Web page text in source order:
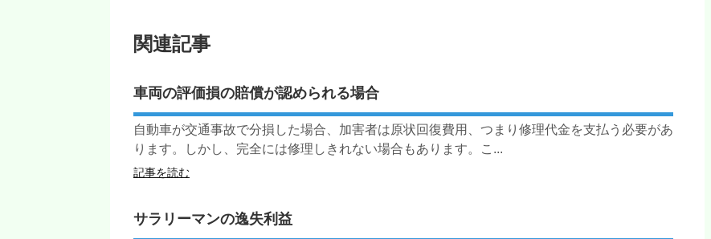
関連記事
車両の評価損の賠償が認められる場合
自動車が交通事故で分損した場合、加害者は原状回復費用、つまり修理代金を支払う必要があ
ります。しかし、完全には修理しきれない場合もあります。こ...
記事を読む
サラリーマンの逸失利益